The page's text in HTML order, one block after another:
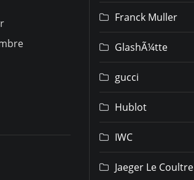
Franck Muller
GlashÃ¼tte
gucci
Hublot
IWC
Jaeger Le Coultre